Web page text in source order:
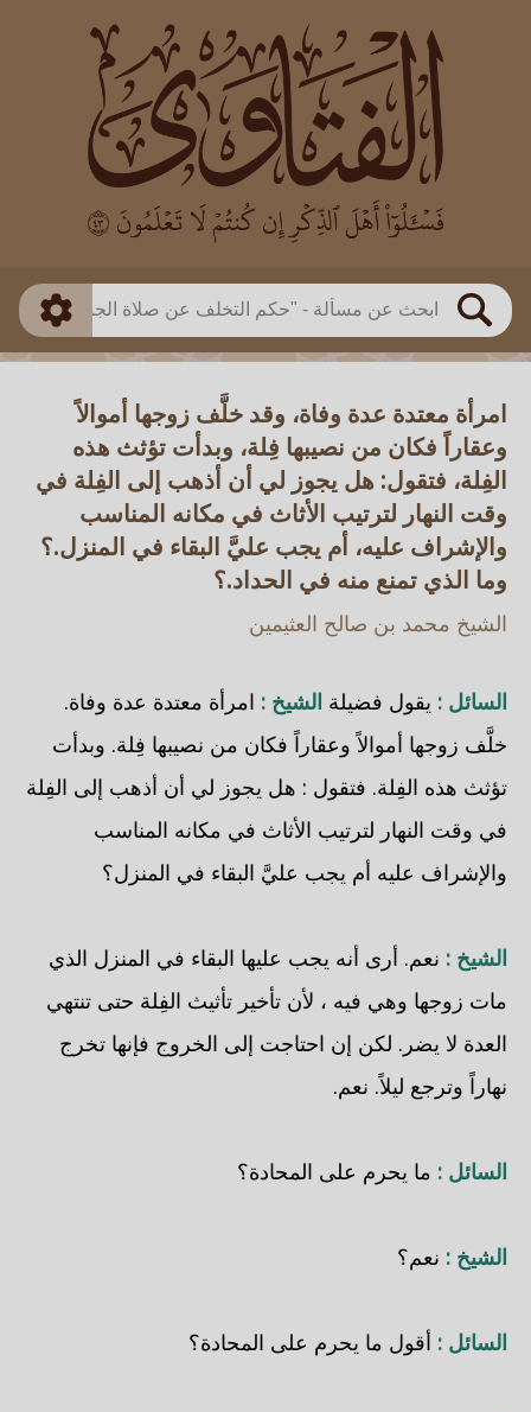
بحث
العالم
بن باز
بن العثيمين
اللجنة الدائمة
طريقة البحث
ذكي
امرأة معتدة عدة وفاة، وقد خلَّف زوجها أموالاً
وعقاراً فكان من نصيبها فِلة، وبدأت تؤثث هذه
الفِلة، فتقول: هل يجوز لي أن أذهب إلى الفِلة في
وقت النهار لترتيب الأثاث في مكانه المناسب
والإشراف عليه، أم يجب عليَّ البقاء في المنزل.؟
وما الذي تمنع منه في الحداد.؟
الشيخ محمد بن صالح العثيمين
السائل : يقول فضيلة الشيخ : امرأة معتدة عدة وفاة.
خلَّف زوجها أموالاً وعقاراً فكان من نصيبها فِلة. وبدأت
تؤثث هذه الفِلة. فتقول : هل يجوز لي أن أذهب إلى الفِلة
في وقت النهار لترتيب الأثاث في مكانه المناسب
والإشراف عليه أم يجب عليَّ البقاء في المنزل؟
الشيخ : نعم. أرى أنه يجب عليها البقاء في المنزل الذي
مات زوجها وهي فيه ، لأن تأخير تأثيث الفِلة حتى تنتهي
العدة لا يضر. لكن إن احتاجت إلى الخروج فإنها تخرج
نهاراً وترجع ليلاً. نعم.
السائل : ما يحرم على المحادة؟
الشيخ : نعم؟
السائل : أقول ما يحرم على المحادة؟